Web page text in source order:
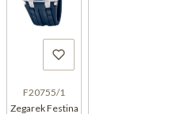
F20755/1
Zegarek Festina